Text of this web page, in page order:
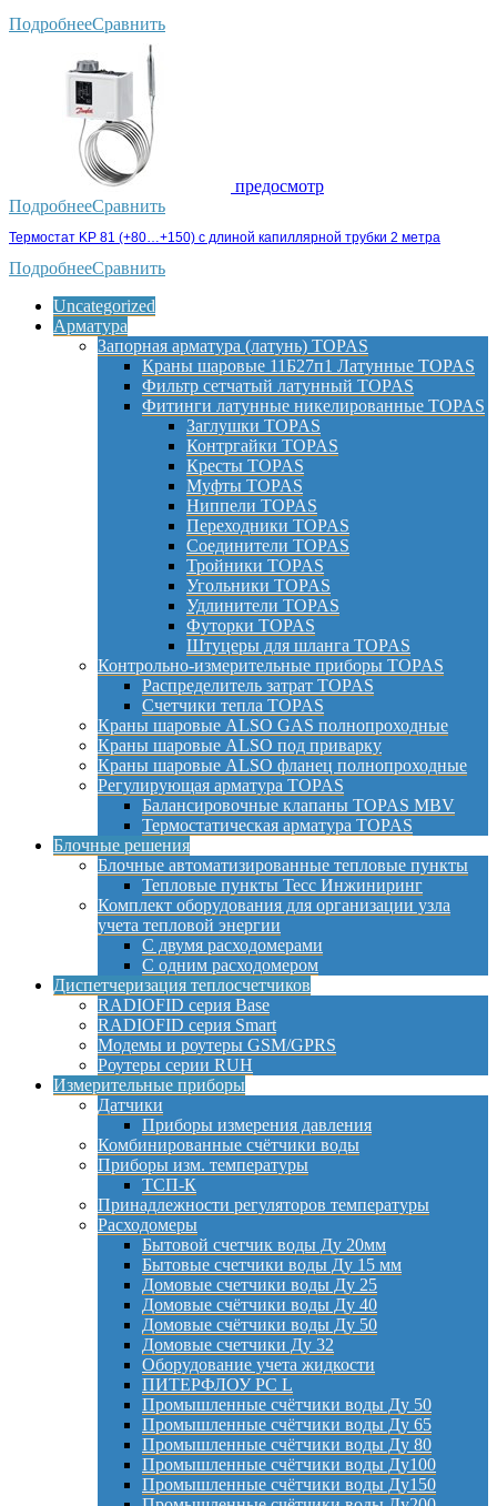
ПодробнееСравнить
предосмотр
ПодробнееСравнить
Термостат KP 81 (+80…+150) с длиной капиллярной трубки 2 метра
ПодробнееСравнить
Uncategorized
Арматура
Запорная арматура (латунь) TOPAS
Краны шаровые 11Б27п1 Латунные TOPAS
Фильтр сетчатый латунный TOPAS
Фитинги латунные никелированные TOPAS
Заглушки TOPAS
Контргайки TOPAS
Кресты TOPAS
Муфты TOPAS
Ниппели TOPAS
Переходники TOPAS
Соединители TOPAS
Тройники TOPAS
Угольники TOPAS
Удлинители TOPAS
Футорки TOPAS
Штуцеры для шланга TOPAS
Контрольно-измерительные приборы TOPAS
Распределитель затрат TOPAS
Счетчики тепла TOPAS
Краны шаровые ALSO GAS полнопроходные
Краны шаровые ALSO под приварку
Краны шаровые ALSO фланец полнопроходные
Регулирующая арматура TOPAS
Балансировочные клапаны TOPAS MBV
Термостатическая арматура TOPAS
Блочные решения
Блочные автоматизированные тепловые пункты
Тепловые пункты Тесс Инжиниринг
Комплект оборудования для организации узла
учета тепловой энергии
С двумя расходомерами
С одним расходомером
Диспетчеризация теплосчетчиков
RADIOFID серия Base
RADIOFID серия Smart
Модемы и роутеры GSM/GPRS
Роутеры серии RUH
Измерительные приборы
Датчики
Приборы измерения давления
Комбинированные счётчики воды
Приборы изм. температуры
ТСП-К
Принадлежности регуляторов температуры
Расходомеры
Бытовой счетчик воды Ду 20мм
Бытовые счетчики воды Ду 15 мм
Домовые счетчики воды Ду 25
Домовые счётчики воды Ду 40
Домовые счётчики воды Ду 50
Домовые счетчики Ду 32
Оборудование учета жидкости
ПИТЕРФЛОУ РС L
Промышленные счётчики воды Ду 50
Промышленные счётчики воды Ду 65
Промышленные счётчики воды Ду 80
Промышленные счётчики воды Ду100
Промышленные счётчики воды Ду150